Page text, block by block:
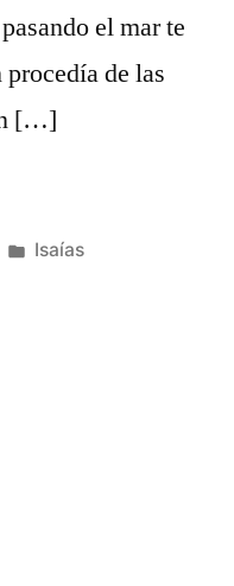
el mar te
de las
[…]
Posted
Isaías